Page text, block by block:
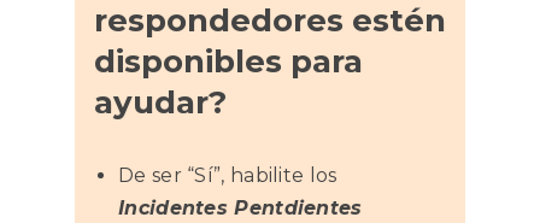
respondedores estén
disponibles para
ayudar?
De ser “Sí”, habilite los
Incidentes Pentdientes